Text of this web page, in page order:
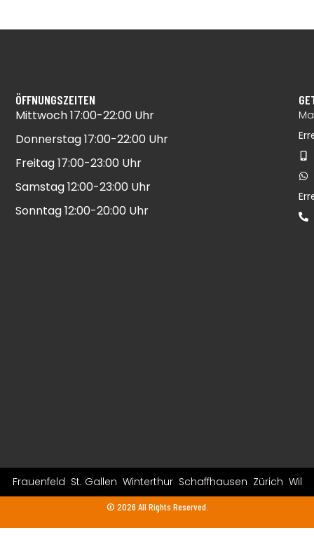
ÖFFNUNGSZEITEN
Mittwoch 17:00-22:00 Uhr​
Donnerstag 17:00-22:00 Uhr​
Freitag 17:00-23:00 Uhr​
Samstag 12:00-23:00 Uhr​
Sonntag 12:00-20:00 Uhr​
Frauenfeld St. Gallen Winterthur Schaffhausen Zürich Wil
© 2026 All Rights Reserved.